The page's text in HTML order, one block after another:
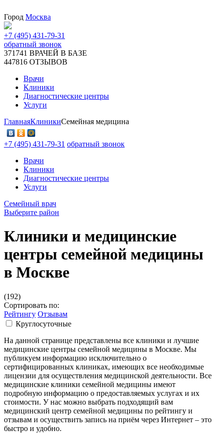
Город Москва
+7 (495) 431-79-31
обратный звонок
371741 ВРАЧЕЙ В БАЗЕ
447816 ОТЗЫВОВ
Врачи
Клиники
Диагностические центры
Услуги
ГлавнаяКлиникиСемейная медицина
+7 (495) 431-79-31 обратный звонок
Врачи
Клиники
Диагностические центры
Услуги
Семейный врач
Выберите район
Клиники и медицинские
центры семейной медицины
в Москве
(192)
Сортировать по:
Рейтингу Отзывам
Круглосуточные
На данной странице представлены все клиники и лучшие
медицинские центры семейной медицины в Москве. Мы
публикуем информацию исключительно о
сертифицированных клиниках, имеющих все необходимые
лицензии для осуществления медицинской деятельности. Все
медицинские клиники семейной медицины имеют
подробную информацию о предоставляемых услугах и их
стоимости. У нас можно выбрать подходящий вам
медицинский центр семейной медицины по рейтингу и
отзывам и осуществить запись на приём через Интернет – это
быстро и удобно.